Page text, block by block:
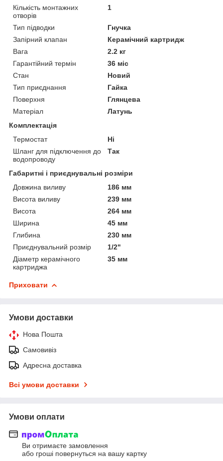
Кількість монтажних
отворів
1
Тип підводки
Гнучка
Запірний клапан
Керамічний картридж
Вага
2.2 кг
Гарантійний термін
36 міс
Стан
Новий
Тип приєднання
Гайка
Поверхня
Глянцева
Матеріал
Латунь
Комплектація
Термостат
Ні
Шланг для підключення до
водопроводу
Так
Габаритні і приєднувальні розміри
Довжина виливу
186 мм
Висота виливу
239 мм
Висота
264 мм
Ширина
45 мм
Глибина
230 мм
Приєднувальний розмір
1/2"
Діаметр керамічного
картриджа
35 мм
Приховати
Умови доставки
Нова Пошта
Самовивіз
Адресна доставка
Всі умови доставки
Умови оплати
Ви отримаєте замовлення
або гроші повернуться на вашу картку